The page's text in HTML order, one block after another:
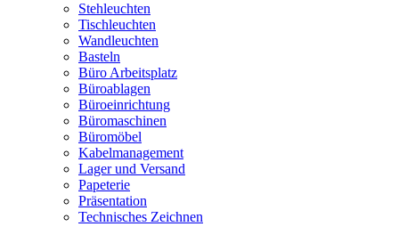
Stehleuchten
Tischleuchten
Wandleuchten
Basteln
Büro Arbeitsplatz
Büroablagen
Büroeinrichtung
Büromaschinen
Büromöbel
Kabelmanagement
Lager und Versand
Papeterie
Präsentation
Technisches Zeichnen